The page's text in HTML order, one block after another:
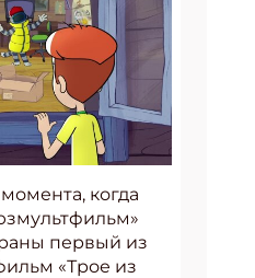
когда
первый из
«Трое из